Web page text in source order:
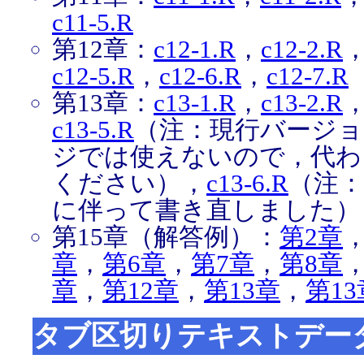
c11-5.R
第12章： c12-1.R ， c12-2.R
c12-5.R ， c12-6.R ， c12-7.R
第13章： c13-1.R ， c13-2.R
c13-5.R （注：現行バージ
ジでは使えないので，代
ください）， c13-6.R （注
に伴って書き直しました
第15章（解答例）： 第2章
章 ， 第6章 ， 第7章 ， 第8章
章 ， 第12章 ， 第13章 ， 第
タブ区切りテキストデー